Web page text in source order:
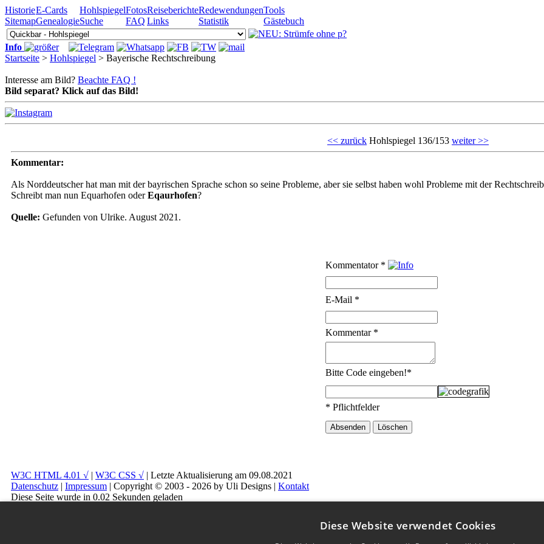
HistorieE-Cards HohlspiegelFotosReiseberichteRedewendungenTools
SitemapGenealogieSuche FAQ Links Statistik Gästebuch
Info
Startseite > Hohlspiegel > Bayerische Rechtschreibung
Interesse am Bild? Beachte FAQ !
Bild separat? Klick auf das Bild!
<< zurück Hohlspiegel 136/153 weiter >>
Kommentar:
Als Norddeutscher hat man mit der bayrischen Sprache schon so seine Probleme, aber sie selbst haben wohl Probleme mit der
Schreibt man nun Equarhofen oderEqaurhofen?
Quelle: Gefunden von Ulrike. August 2021.
Kommentator *
E-Mail *
Kommentar *
Bitte Code eingeben!*
* Pflichtfelder
W3C HTML 4.01 √ | W3C CSS √ | Letzte Aktualisierung am 09.08.2021
Datenschutz | Impressum | Copyright © 2003 - 2026 by Uli Designs | Kontakt
Diese Seite wurde in 0.02 Sekunden geladen
Diese Website verwendet Cookies